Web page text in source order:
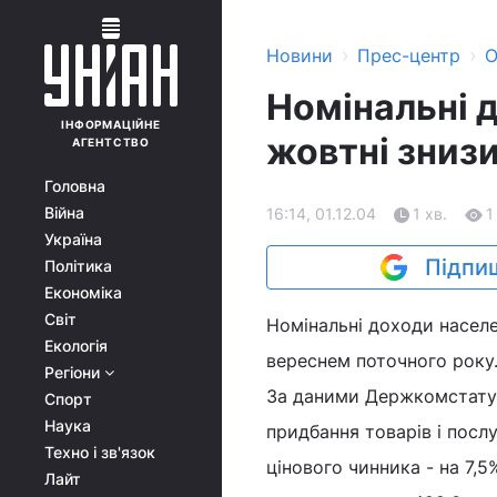
ІНФОРМАЦІЙНЕ
АГЕНТСТВО
Головна
Війна
Україна
Політика
Економіка
Світ
Екологія
Регіони
Спорт
Наука
Техно і зв'язок
Лайт
Новини › Прес-центр ›
Номінальні
жовтні
16:14, 01.12.04 1 хв. 1
Номінальні доходи
вереснем поточного
За даними
придбання товарів і
цінового чинника - на